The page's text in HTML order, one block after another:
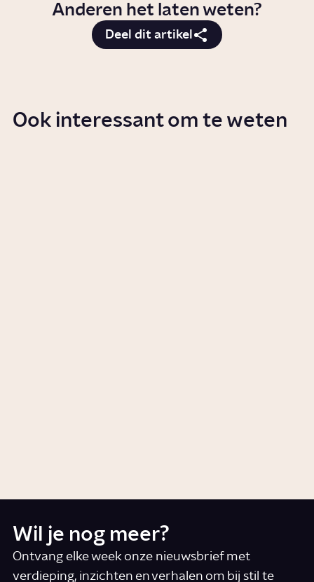
Anderen het laten weten?
Deel dit artikel
Ook interessant om te weten
Wil je nog meer?
Ontvang elke week onze nieuwsbrief met
verdieping, inzichten en verhalen om bij stil te